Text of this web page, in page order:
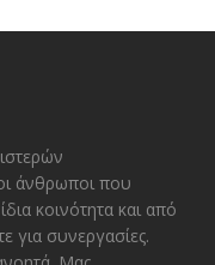
άνθρωποι που
κοινότητα και από
συνεργασίες.